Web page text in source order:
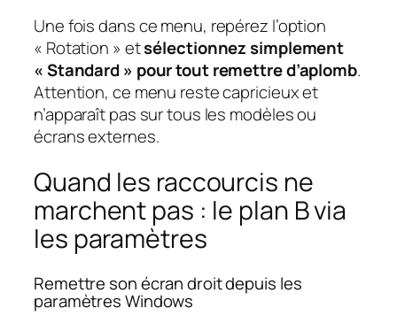
Une fois dans ce menu, repérez l’option
« Rotation » etsélectionnez simplement
« Standard » pour tout remettre d’aplomb.
Attention, ce menu reste capricieux et
n’apparaît pas sur tous les modèles ou
écrans externes.
Quand les raccourcis ne
marchent pas : le plan B via
les paramètres
Remettre son écran droit depuis les
paramètres Windows